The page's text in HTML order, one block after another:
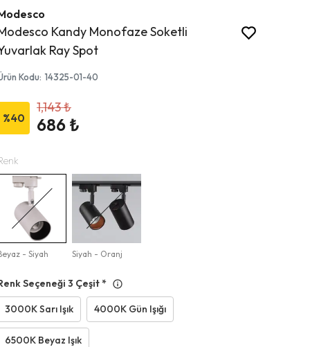
Kandy Monofaze Soketli
Ray Spot
Kodu: 14325-01-40
%40
1,143 ₺
686 ₺
- Siyah Siyah - Oranj
Seçeneği 3 Çeşit*
3000K Sarı Işık 4000K Gün Işığı
6500K Beyaz Işık